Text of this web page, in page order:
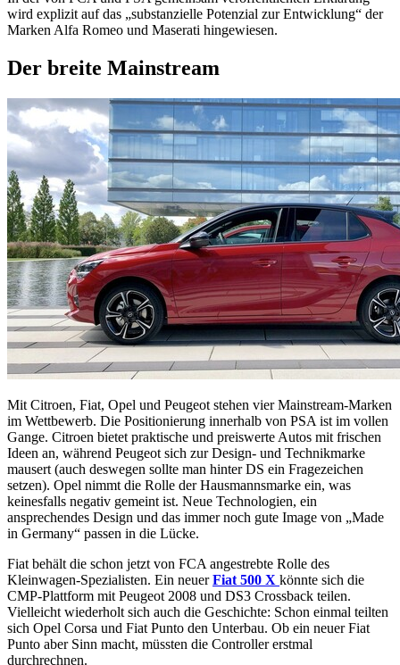
wird explizit auf das „substanzielle Potenzial zur Entwicklung“ der
Marken Alfa Romeo und Maserati hingewiesen.
Der breite Mainstream
Mit Citroen, Fiat, Opel und Peugeot stehen vier Mainstream-Marken
im Wettbewerb. Die Positionierung innerhalb von PSA ist im vollen
Gange. Citroen bietet praktische und preiswerte Autos mit frischen
Ideen an, während Peugeot sich zur Design- und Technikmarke
mausert (auch deswegen sollte man hinter DS ein Fragezeichen
setzen). Opel nimmt die Rolle der Hausmannsmarke ein, was
keinesfalls negativ gemeint ist. Neue Technologien, ein
ansprechendes Design und das immer noch gute Image von „Made
in Germany“ passen in die Lücke.
Fiat behält die schon jetzt von FCA angestrebte Rolle des
Kleinwagen-Spezialisten. Ein neuerFiat 500 X könnte sich die
CMP-Plattform mit Peugeot 2008 und DS3 Crossback teilen.
Vielleicht wiederholt sich auch die Geschichte: Schon einmal teilten
sich Opel Corsa und Fiat Punto den Unterbau. Ob ein neuer Fiat
Punto aber Sinn macht, müssten die Controller erstmal
durchrechnen.